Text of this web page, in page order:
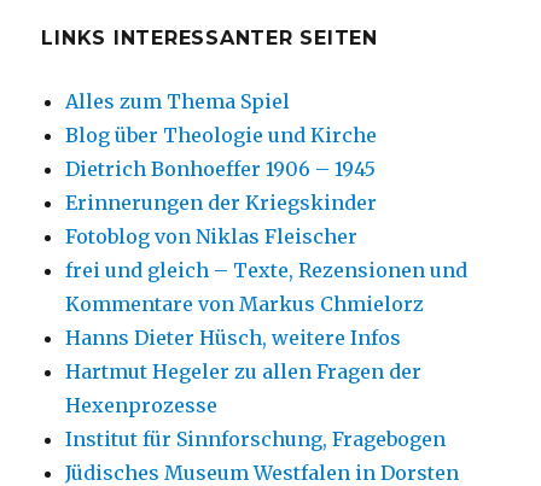
LINKS INTERESSANTER SEITEN
Alles zum Thema Spiel
Blog über Theologie und Kirche
Dietrich Bonhoeffer 1906 – 1945
Erinnerungen der Kriegskinder
Fotoblog von Niklas Fleischer
frei und gleich – Texte, Rezensionen und
Kommentare von Markus Chmielorz
Hanns Dieter Hüsch, weitere Infos
Hartmut Hegeler zu allen Fragen der
Hexenprozesse
Institut für Sinnforschung, Fragebogen
Jüdisches Museum Westfalen in Dorsten